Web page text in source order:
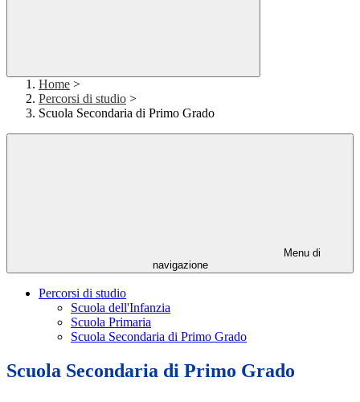
Home >
Percorsi di studio >
Scuola Secondaria di Primo Grado
Menu di
navigazione
Percorsi di studio
Scuola dell'Infanzia
Scuola Primaria
Scuola Secondaria di Primo Grado
Scuola Secondaria di Primo Grado